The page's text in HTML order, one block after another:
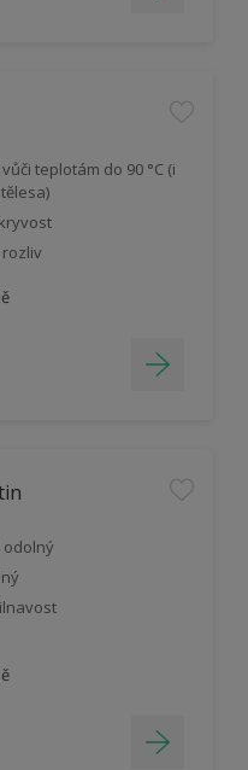
teplotám do 90 °C (i
odolný